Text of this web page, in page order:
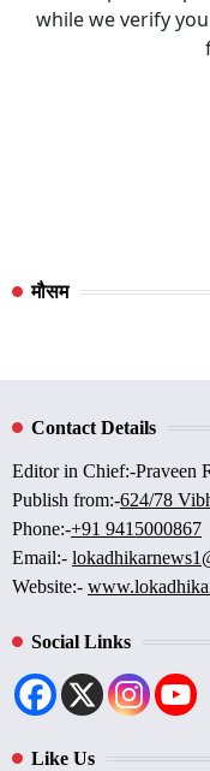
मौसम
Contact Details
Editor in Chief:-Praveen
Publish from:-624/78
Phone:-+91 9415000867
Email:-
Website:-
Social Links
Like Us